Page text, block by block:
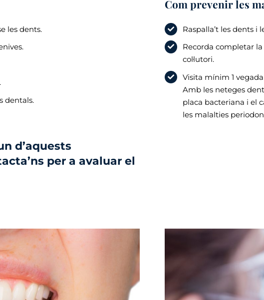
les dents.
dentals.
d’aquests
per a avaluar el
Com prevenir les
Raspalla’t les dents i
Recorda completar
col·lutori.
Visita mínim 1
Amb les neteges
placa bacteriana i el
les malalties